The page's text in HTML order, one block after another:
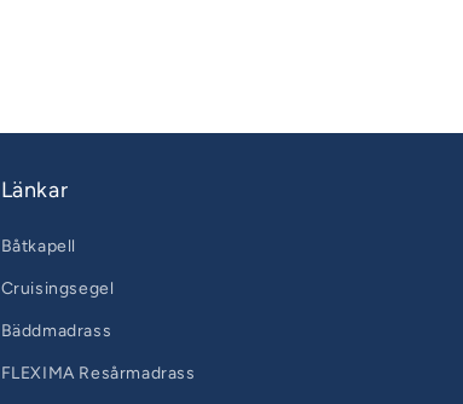
Länkar
Båtkapell
Cruisingsegel
Bäddmadrass
FLEXIMA Resårmadrass